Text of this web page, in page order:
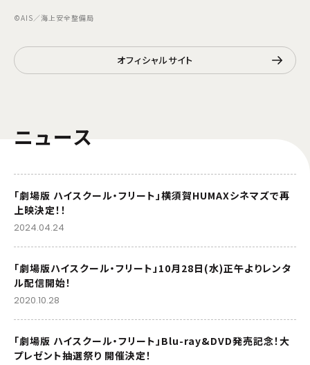
©AIS／海上安全整備局
オフィシャルサイト
ニュース
「劇場版 ハイスクール・フリート」横須賀HUMAXシネマズで再
上映決定！！
2024.04.24
「劇場版ハイスクール・フリート」10月28日(水)正午よりレンタ
ル配信開始！
2020.10.28
「劇場版 ハイスクール・フリート」Blu-ray&DVD発売記念！大
プレゼント抽選祭り 開催決定！